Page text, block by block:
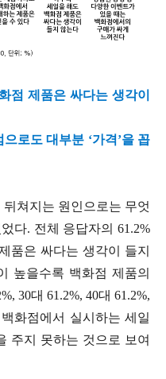
점 제품은 싸다는 생각이
로도 대부분 ‘가격’을 꼽
쳐지는 원인으로는 무엇
다. 전체 응답자의 61.2%
품은 싸다는 생각이 들지
높을수록 백화점 제품의
30대 61.2%, 40대 61.2%,
화점에서 실시하는 세일
주지 못하는 것으로 보여